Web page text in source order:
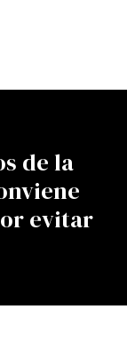
de la
evitar